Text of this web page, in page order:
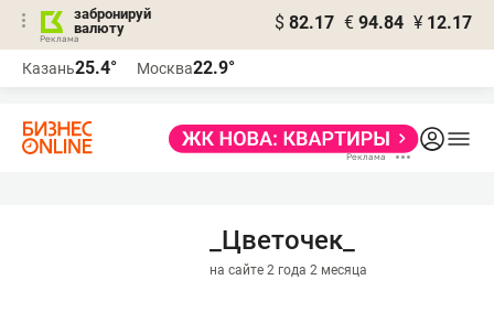
забронируй
валюту
$ 82.17 € 94.84 ¥ 12.17
Казань25.4° Москва22.9°
_Цветочек_
на сайте 2 года 2 месяца